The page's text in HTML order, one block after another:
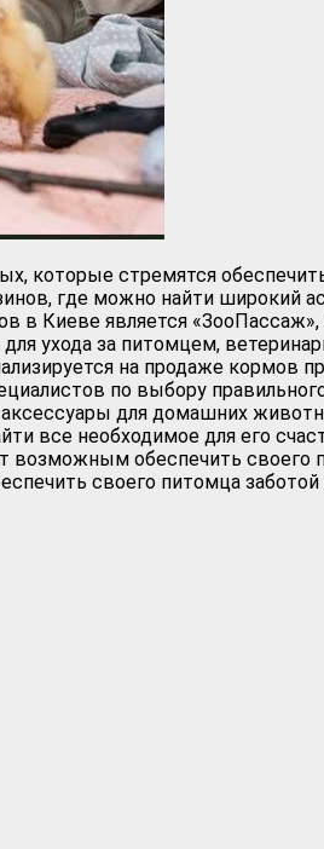
которые стремятся
где можно найти широкий
Киеве является
ухода за питомцем,
на продаже
по выбору
для домашних
все необходимое для его
обеспечить
своего питомца